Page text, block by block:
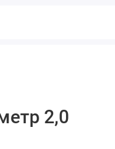
2,0